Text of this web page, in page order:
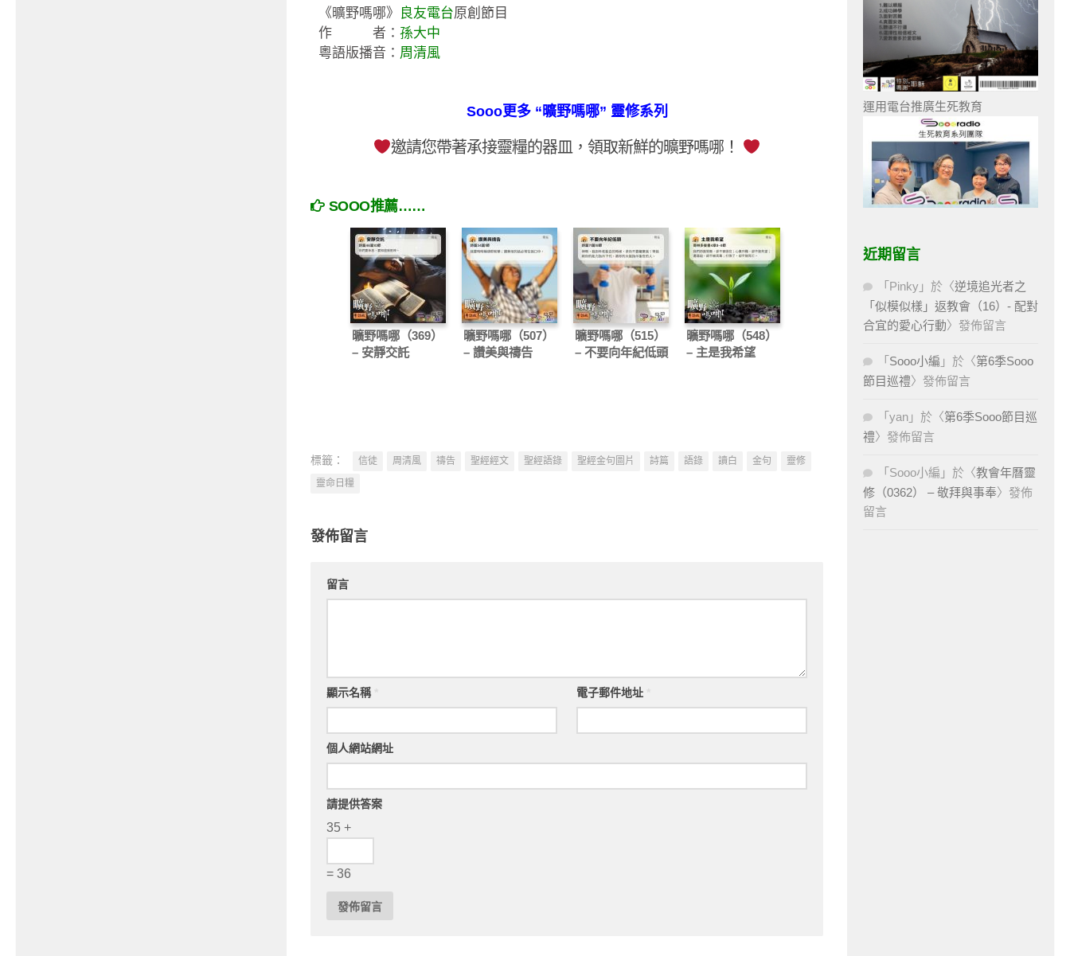
《曠野嗎哪》 良友電台原創節目
作 者： 孫大中
粵語版播音： 周清風
Sooo更多 “曠野嗎哪” 靈修系列
邀請您帶著承接靈糧的器皿，領取新鮮的曠野嗎哪！
SOOO推薦……
曠野嗎哪（369）
– 安靜交託
曠野嗎哪（507）
– 讚美與禱告
曠野嗎哪（515）
– 不要向年紀低頭
曠野嗎哪（548）
– 主是我希望
標籤： 信徒 周清風 禱告 聖經經文 聖經語錄 聖經金句圖片 詩篇 語錄 讀白 金句
靈修
靈命日糧
發佈留言
留言
顯示名稱 電子郵件地址
個人網站網址
請提供答案
35 +
= 36
運用電台推廣生死教育
近期留言
「 Pinky 」於〈逆境追光者之
「似模似樣」返教會（16）- 配對
合宜的愛心行動〉發佈留言
「 Sooo小編 」於〈第6季Sooo
節目巡禮〉發佈留言
「 yan 」於〈第6季Sooo節目巡
禮〉發佈留言
「 Sooo小編 」於〈教會年曆靈
修（0362） – 敬拜與事奉〉發佈
留言